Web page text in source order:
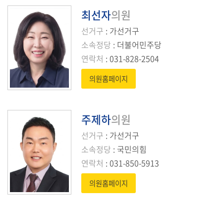
의
록
(의
안
정
보)
영
회
의
여
최선자의원
선거구 : 가선거구
소속정당 : 더불어민주당
연락처 : 031-828-2504
의원홈페이지
주제하의원
선거구 : 가선거구
소속정당 : 국민의힘
연락처 : 031-850-5913
의원홈페이지